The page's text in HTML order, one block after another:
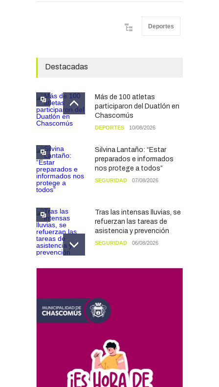
Deportes
Destacadas
Más de 100 atletas
participaron del Duatlón en
Chascomús
DEPORTES 10/08/2026
Silvina Lantaño: “Estar
preparados e informados
nos protege a todos”
SEGURIDAD 07/08/2026
Tras las intensas lluvias, se
refuerzan las tareas de
asistencia y prevención
SEGURIDAD 06/08/2026
Tradición
CULTURA
fue recibido por Javier
Gastón tras su
convocatoria a la Selección
Argentina Juvenil de
Natación